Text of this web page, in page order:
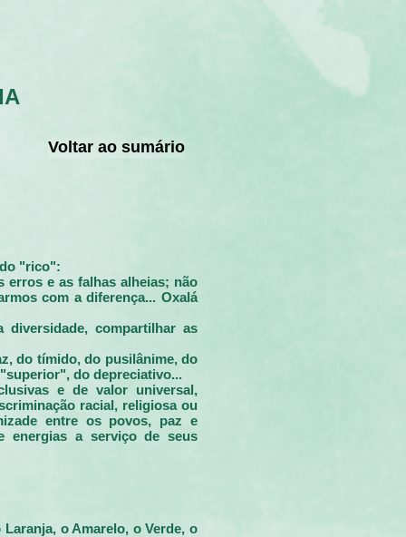
Voltar ao sumário
"rico":
erros e as falhas alheias; não
com a diferença... Oxalá
compartilhar as
do tímido, do pusilânime, do
do depreciativo...
e de valor universal,
racial, religiosa ou
entre os povos, paz e
energias a serviço de seus
o Amarelo, o Verde, o